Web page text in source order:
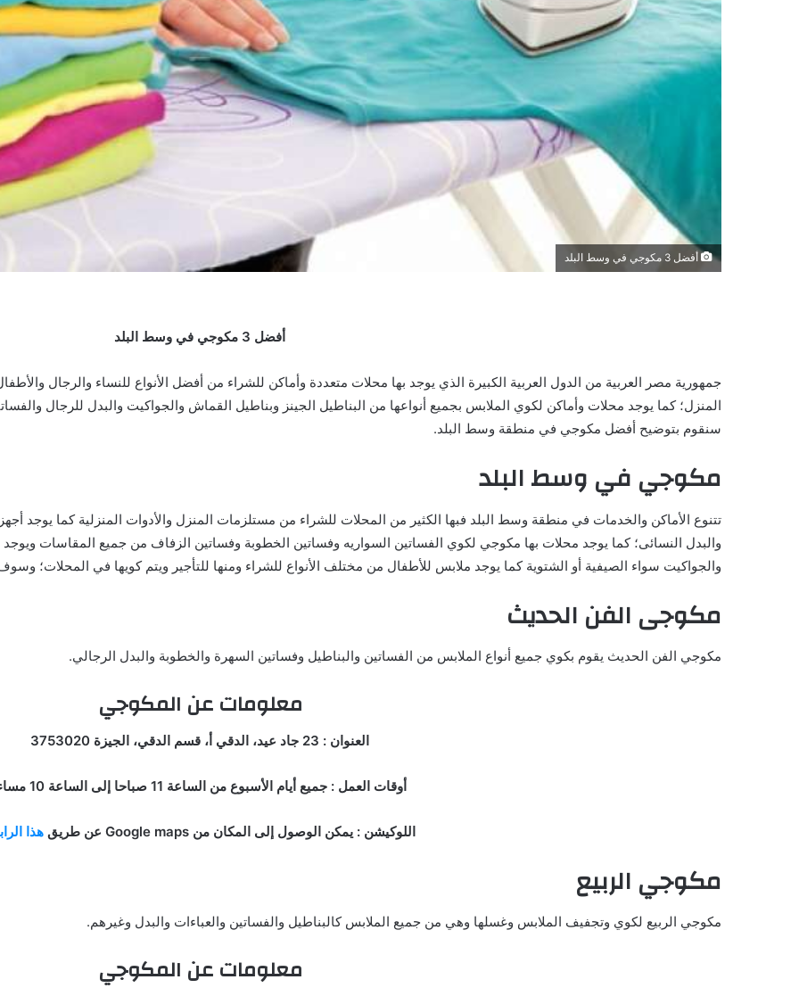
أفضل 3 مكوجي في وسط البلد
أفضل 3 مكوجي في وسط البلد
جمهورية مصر العربية من الدول العربية الكبيرة الذي يوجد بها محلات متعددة وأماكن للشراء من أفضل الأنواع للنساء والرجال
المنزل؛ كما يوجد محلات وأماكن لكوي الملابس بجميع أنواعها من البناطيل الجينز وبناطيل القماش والجواكيت والبدل للرجال
سنقوم بتوضيح أفضل مكوجي في منطقة وسط البلد.
مكوجي في وسط البلد
تتنوع الأماكن والخدمات في منطقة وسط البلد فبها الكثير من المحلات للشراء من مستلزمات المنزل والأدوات المنزلية كما يوجد
والبدل النسائى؛ كما يوجد محلات بها مكوجي لكوي الفساتين السواريه وفساتين الخطوبة وفساتين الزفاف من جميع المقاسات
والجواكيت سواء الصيفية أو الشتوية كما يوجد ملابس للأطفال من مختلف الأنواع للشراء ومنها للتأجير ويتم كويها في المحلات؛ وسوف نقدم لكم أفضل 3
مكوجى الفن الحديث
مكوجي الفن الحديث يقوم بكوي جميع أنواع الملابس من الفساتين والبناطيل وفساتين السهرة والخطوبة والبدل الرجالي.
معلومات عن المكوجي
العنوان : 23 جاد عيد، الدقي أ، قسم الدقي، الجيزة 3753020
أوقات العمل : جميع أيام الأسبوع من الساعة 11 صباحا إلى الساعة 10 مساء.
اللوكيشن : يمكن الوصول إلى المكان من Google maps عن طريق هذا
مكوجي الربيع
مكوجي الربيع لكوي وتجفيف الملابس وغسلها وهي من جميع الملابس كالبناطيل والفساتين والعباءات والبدل وغيرهم.
معلومات عن المكوجي